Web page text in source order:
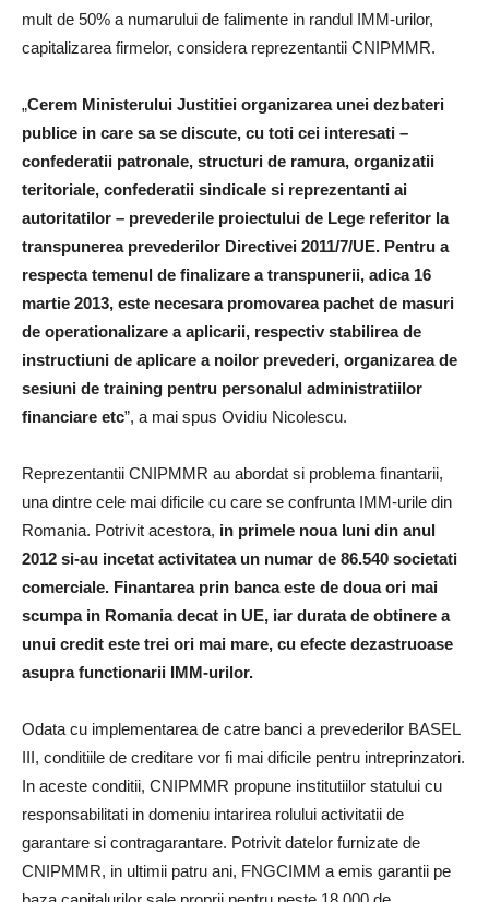
mult de 50% a numarului de falimente in randul IMM-urilor,
capitalizarea firmelor, considera reprezentantii CNIPMMR.
„Cerem Ministerului Justitiei organizarea unei dezbateri
publice in care sa se discute, cu toti cei interesati –
confederatii patronale, structuri de ramura, organizatii
teritoriale, confederatii sindicale si reprezentanti ai
autoritatilor – prevederile proiectului de Lege referitor la
transpunerea prevederilor Directivei 2011/7/UE. Pentru a
respecta temenul de finalizare a transpunerii, adica 16
martie 2013, este necesara promovarea pachet de masuri
de operationalizare a aplicarii, respectiv stabilirea de
instructiuni de aplicare a noilor prevederi, organizarea de
sesiuni de training pentru personalul administratiilor
financiare etc”, a mai spus Ovidiu Nicolescu.
Reprezentantii CNIPMMR au abordat si problema finantarii,
una dintre cele mai dificile cu care se confrunta IMM-urile din
Romania. Potrivit acestora, in primele noua luni din anul
2012 si-au incetat activitatea un numar de 86.540 societati
comerciale. Finantarea prin banca este de doua ori mai
scumpa in Romania decat in UE, iar durata de obtinere a
unui credit este trei ori mai mare, cu efecte dezastruoase
asupra functionarii IMM-urilor.
Odata cu implementarea de catre banci a prevederilor BASEL
III, conditiile de creditare vor fi mai dificile pentru intreprinzatori.
In aceste conditii, CNIPMMR propune institutiilor statului cu
responsabilitati in domeniu intarirea rolului activitatii de
garantare si contragarantare. Potrivit datelor furnizate de
CNIPMMR, in ultimii patru ani, FNGCIMM a emis garantii pe